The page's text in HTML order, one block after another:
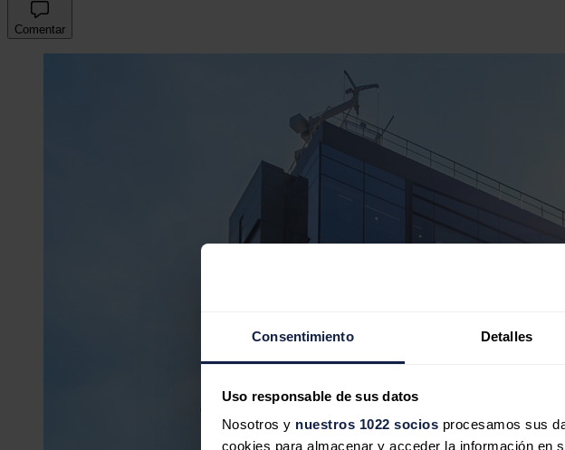
Consentimiento Detalles
Uso responsable de sus datos
Nosotros y nuestros 1022 socios procesamos sus
cookies para almacenar y acceder la información en
Comentar